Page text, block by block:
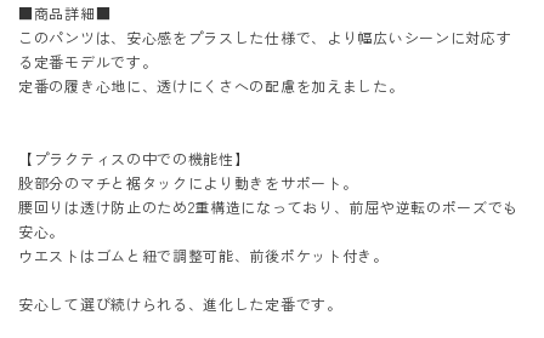
■商品詳細■
このパンツは、安心感をプラスした仕様で、より幅広いシーンに対応す
る定番モデルです。
定番の履き心地に、透けにくさへの配慮を加えました。
【プラクティスの中での機能性】
股部分のマチと裾タックにより動きをサポート。
腰回りは透け防止のため2重構造になっており、前屈や逆転のポーズでも
安心。
ウエストはゴムと紐で調整可能、前後ポケット付き。
安心して選び続けられる、進化した定番です。